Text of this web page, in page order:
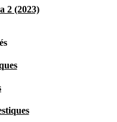
2 (2023)